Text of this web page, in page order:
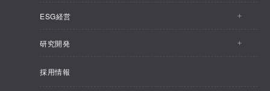
事業概要
企業理念
株主・投資家情報トップ
IRトピックス
経営計画
ESG経営
ESG経営トップ
CEOメッセージ
研究開発
しあわせ住まい研究所
採用情報